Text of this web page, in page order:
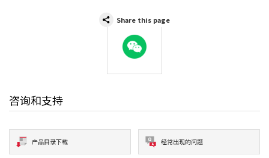
Share this page
WeChat
咨询和支持
产品目录下载 经常出现的问题